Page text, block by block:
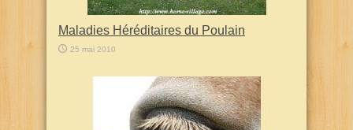
Maladies Héréditaires du Poulain
25 mai 2010